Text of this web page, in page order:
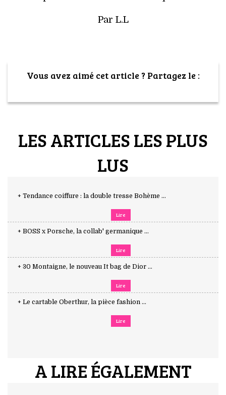
Par L.L
Vous avez aimé cet article ? Partagez le :
LES ARTICLES LES PLUS
LUS
+ Tendance coiffure : la double tresse Bohème ...
Lire
+ BOSS x Porsche, la collab' germanique ...
Lire
+ 30 Montaigne, le nouveau It bag de Dior ...
Lire
+ Le cartable Oberthur, la pièce fashion ...
Lire
A LIRE ÉGALEMENT